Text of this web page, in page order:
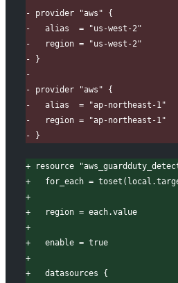
- provider "aws" {
-
   alias  = "us-west-2"
-
   region = "us-west-2"
- }
-
- provider "aws" {
-
   alias  = "ap-northeast-1"
-
   region = "ap-northeast-1"
- }
+ resource
+
for_each =
+
+
   region = each.value
+
+
   enable = true
+
+
   datasources {